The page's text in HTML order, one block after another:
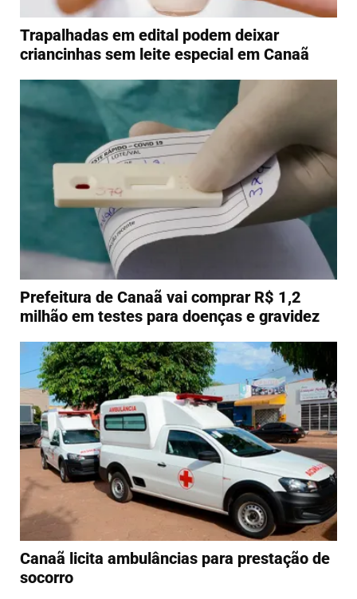
Trapalhadas em edital podem deixar
criancinhas sem leite especial em Canaã
Prefeitura de Canaã vai comprar R$ 1,2
milhão em testes para doenças e gravidez
Canaã licita ambulâncias para prestação de
socorro